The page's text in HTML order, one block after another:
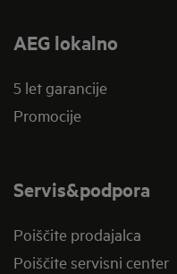
AEG lokalno
5 let garancije
Promocije
Servis&podpora
Poiščite prodajalca
Poiščite servisni center